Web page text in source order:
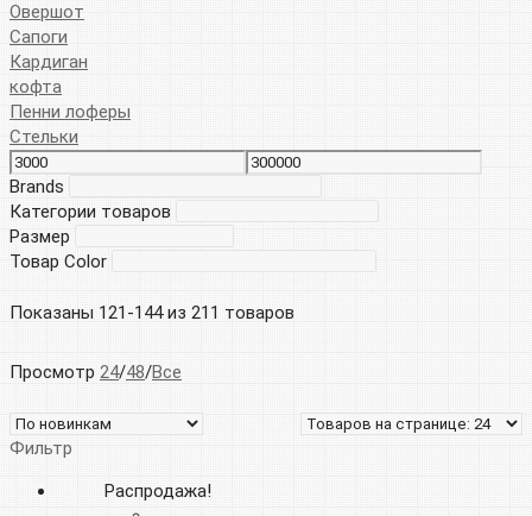
Овершот
Сапоги
Кардиган
кофта
Пенни лоферы
Стельки
Brands
Категории товаров
Размер
Товар Color
Показаны 121-144 из 211 товаров
Просмотр 24/48/Все
Фильтр
Распродажа!